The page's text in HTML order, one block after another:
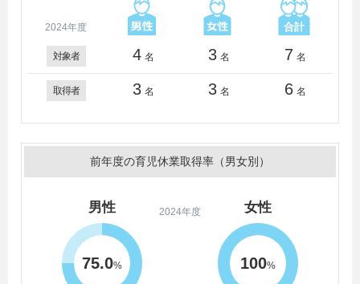
2024年度
対象者 4 名 3 名 7 名
取得者 3 名 3 名 6 名
前年度の育児休業取得率（男女別）
2024年度
男性
75.0%
女性
100%